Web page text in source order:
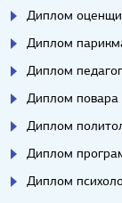
Диплом
Диплом
Диплом
Диплом повара
Диплом
Диплом
Диплом